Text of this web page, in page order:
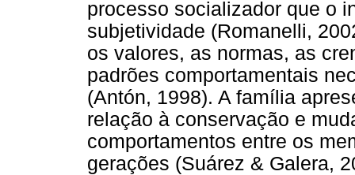
processo socializador que o
subjetividade (Romanelli,
os valores, as normas, as
padrões comportamentais
(Antón, 1998). A família
relação à conservação e
comportamentos entre os
gerações (Suárez & Galera,